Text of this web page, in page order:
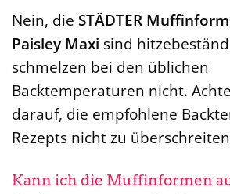
Nein, die STÄDTER
Paisley Maxi sind
schmelzen bei den üblichen
Backtemperaturen nicht.
darauf, die empfohlene
Rezepts nicht zu
Kann ich die Muffinformen